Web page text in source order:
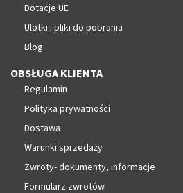
Dotacje UE
Ulotki i pliki do pobrania
Blog
OBSŁUGA KLIENTA
Regulamin
Polityka prywatności
Dostawa
Warunki sprzedaży
Zwroty- dokumenty, informacje
Formularz zwrotów